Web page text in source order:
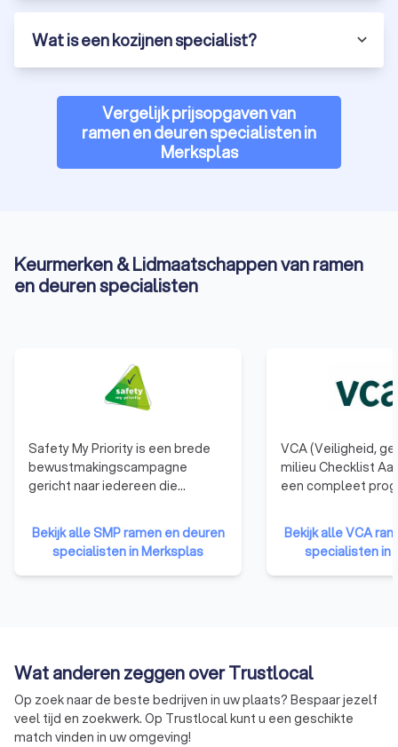
Wat is een kozijnen specialist?
Vergelijk prijsopgaven van
ramen en deuren specialisten in
Merksplas
Keurmerken & Lidmaatschappen van ramen
en deuren specialisten
Safety My Priority is een brede
bewustmakingscampagne
gericht naar iedereen die
verbouwen te maken heeft. Een
collectief bewustzijn omtrent
risicopreventie en veiligheid
moet het hoge aantal
denken en handelen bij het
uitvoeren van de
werkzaamheden.
Bekijk alle SMP ramen en deuren
specialisten in Merksplas
VCA (Veiligheid,
milieu Checklist
een compleet
bedrijven
objectief worden
gecertificeerd op
beheersysteem.
van veiligheid,
milieu.
Bekijk alle VCA
specialisten in
Wat anderen zeggen over Trustlocal
Op zoek naar de beste bedrijven in uw plaats? Bespaar jezelf
veel tijd en zoekwerk. Op Trustlocal kunt u een geschikte
match vinden in uw omgeving!